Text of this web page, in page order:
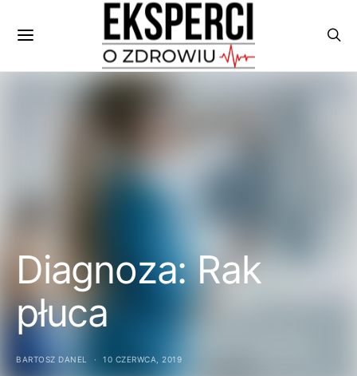
Diagnoza: Rak
płuca
BARTOSZ DANEL 10 CZERWCA, 2019